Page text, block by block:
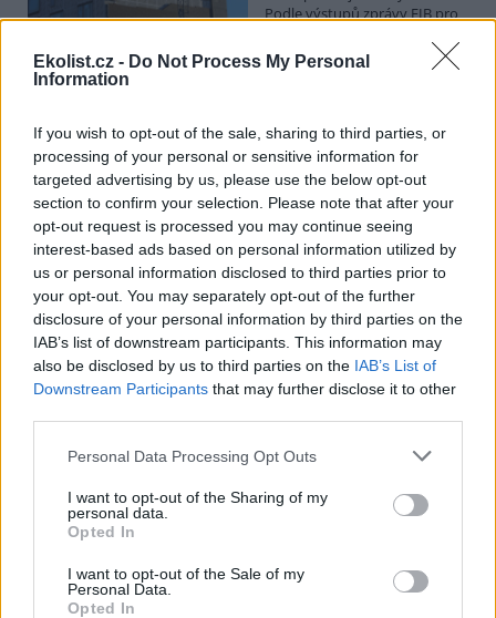
Ekolist.cz - Do Not Process My Personal
Information
If you wish to opt-out of the sale, sharing to third parties, or
processing of your personal or sensitive information for
targeted advertising by us, please use the below opt-out
section to confirm your selection. Please note that after your
opt-out request is processed you may continue seeing
interest-based ads based on personal information utilized by
us or personal information disclosed to third parties prior to
your opt-out. You may separately opt-out of the further
disclosure of your personal information by third parties on the
IAB’s list of downstream participants. This information may
also be disclosed by us to third parties on the IAB’s List of
Downstream Participants that may further disclose it to other
Personal Data Processing Opt Outs
I want to opt-out of the Sharing of my
personal data.
Opted In
I want to opt-out of the Sale of my
Personal Data.
Opted In
Podle výstupů zprávy EIB pro
se to týká přibližně 1,1 milionu lidí, tedy zhruba 40 % osob žijících v
nájmu. K řešení krize dostupnosti bydlení je kromě nové výstavby
centrech obcí, a zároveň snižovat jeho dlouhodobé provozní
náklady. Desetina českých domácností totiž vydává na bydlení více
než 40 % svých příjmů.
Greenpeace: Podpora moratoria na hlubokomořskou
těžbu vzrostla na 46 států. ČR mezi nimi zatím chybí
4.8.2026
Diskuse: 3
Přes víkend skončilo 31. Valné
shromáždění Mezinárodního
úřadu pro mořské dno (ISA),
kde měla své zastoupení i
Česká republika. Zasedání
skončilo zklamáním, protože se vládám členských států nepodařilo
nebudou tolerovány.
Luboš Pavlovič: Veřejnost může do poloviny srpna
připomínkovat plavební kanál u Přelouče
3.8.2026
Diskuse: 16